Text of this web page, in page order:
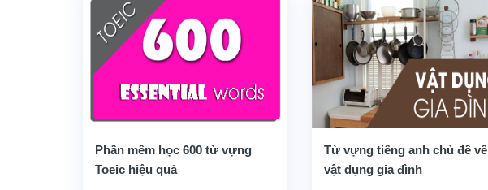
Phần mềm học 600 từ vựng
Toeic hiệu quả
Từ vựng tiếng anh chủ đề về
vật dụng gia đình